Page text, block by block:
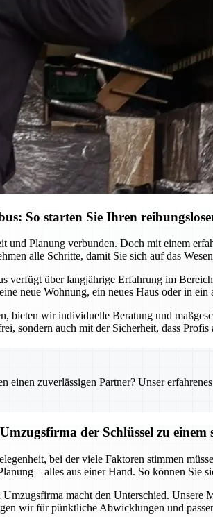
So starten Sie Ihren
Planung verbunden. Doch mit einem
alle Schritte, damit Sie sich auf das
verfügt über langjährige Erfahrung im
neue Wohnung, ein neues Haus oder in
bieten wir individuelle Beratung und
sondern auch mit der Sicherheit, dass
einen zuverlässigen Partner? Unser
der Schlüssel zu einem
bei der viele Faktoren stimmen
– alles aus einer Hand. So können Sie
macht den Unterschied.
wir für pünktliche Abwicklungen und